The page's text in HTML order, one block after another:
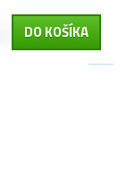
DO KOŠÍKA